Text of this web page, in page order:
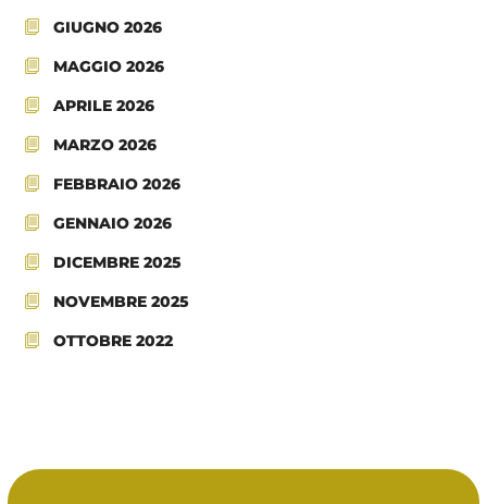
GIUGNO 2026
MAGGIO 2026
APRILE 2026
MARZO 2026
FEBBRAIO 2026
GENNAIO 2026
DICEMBRE 2025
NOVEMBRE 2025
OTTOBRE 2022